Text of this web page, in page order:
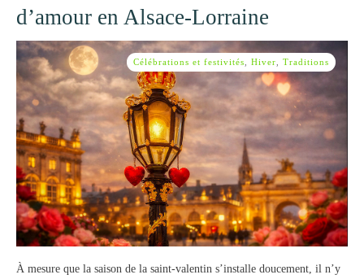
d’amour en Alsace-Lorraine
Célébrations et festivités Hiver Traditions
À mesure que la saison de la saint-valentin s’installe doucement, il n’y